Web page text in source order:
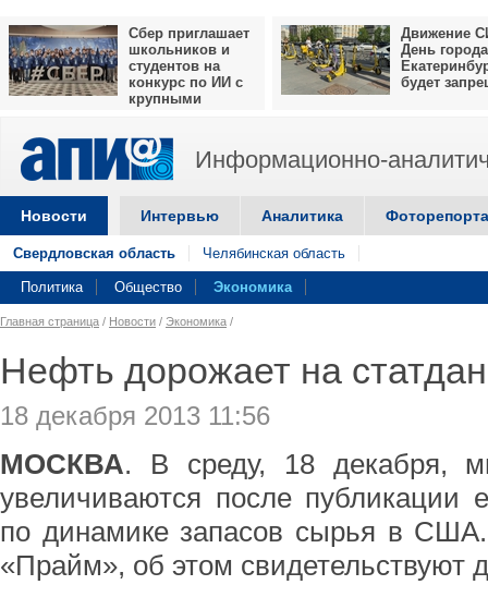
Сбер приглашает
школьников и
студентов на
конкурс по ИИ с
крупными
Движение
День города
будет
Информационно-
Новости Интервью Аналитика
Свердловская область Челябинская область
Политика Общество Экономика
Главная страница / Новости / Экономика /
Нефть дорожает на
18 декабря 2013 11:56
МОСКВА. В среду, 18 декабря,
увеличиваются после публикации
по динамике запасов сырья в США.
«Прайм», об этом свидетельствуют